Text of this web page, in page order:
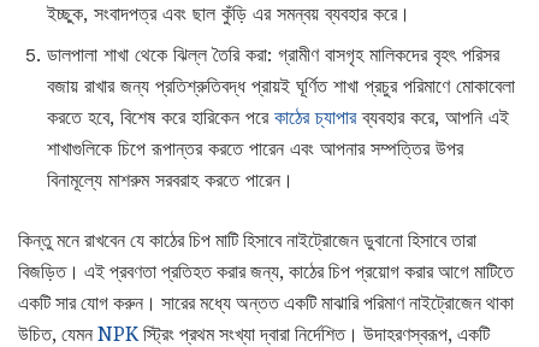
ইচ্ছুক, সংবাদপত্র এবং ছাল কুঁড়ি এর সমন্বয় ব্যবহার করে।
ডালপালা শাখা থেকে ঝিল্ল তৈরি করা: গ্রামীণ বাসগৃহ মালিকদের বৃহৎ পরিসর
বজায় রাখার জন্য প্রতিশ্রুতিবদ্ধ প্রায়ই ঘূর্ণিত শাখা প্রচুর পরিমাণে মোকাবেলা
করতে হবে, বিশেষ করে হারিকেন পরে কাঠের চ্যাপারব্যবহার করে, আপনি এই
শাখাগুলিকে চিপে রূপান্তর করতে পারেন এবং আপনার সম্পত্তির উপর
বিনামূল্যে মাশরুম সরবরাহ করতে পারেন।
কিন্তু মনে রাখবেন যে কাঠের চিপ মাটি হিসাবে নাইট্রোজেন ডুবানো হিসাবে তারা
বিজড়িত। এই প্রবণতা প্রতিহত করার জন্য, কাঠের চিপ প্রয়োগ করার আগে মাটিতে
একটি সার যোগ করুন। সারের মধ্যে অন্তত একটি মাঝারি পরিমাণ নাইট্রোজেন থাকা
উচিত, যেমন NPK স্ট্রিং প্রথম সংখ্যা দ্বারা নির্দেশিত। উদাহরণস্বরূপ, একটি